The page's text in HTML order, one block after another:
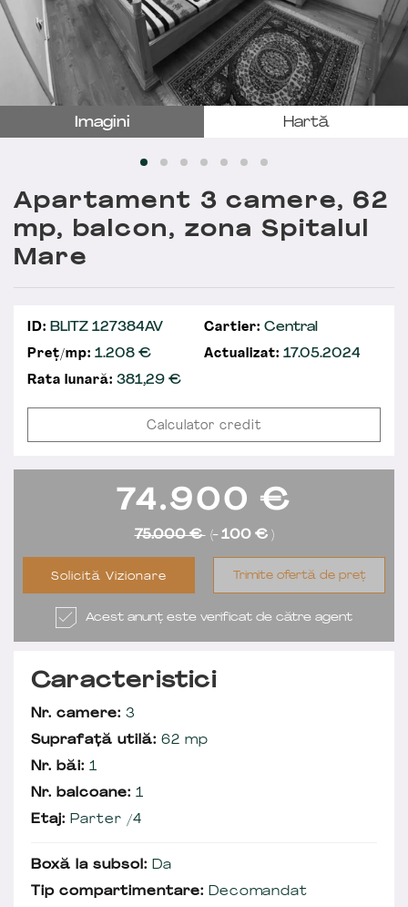
Imagini Hartă
Apartament 3 camere, 62
mp, balcon, zona Spitalul
Mare
ID: BLITZ 127384AV Cartier: Central
Preț/mp: 1.208 € Actualizat: 17.05.2024
Rata lunară: 381,29€
Calculator credit
74.900 €
75.000 € (- 100 €)
Solicită Vizionare Trimite ofertă de preț
Acest anunț este verificat de către agent
Caracteristici
Nr. camere: 3
Suprafață utilă: 62 mp
Nr. băi: 1
Nr. balcoane: 1
Etaj: Parter /4
Boxă la subsol: Da
Tip compartimentare: Decomandat